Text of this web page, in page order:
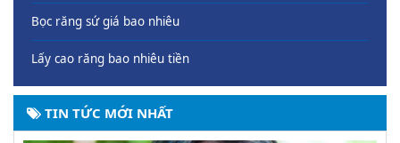
Bọc răng sứ giá bao nhiêu
Lấy cao răng bao nhiêu tiền
TIN TỨC MỚI NHẤT